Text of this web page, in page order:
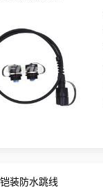
装防水跳线